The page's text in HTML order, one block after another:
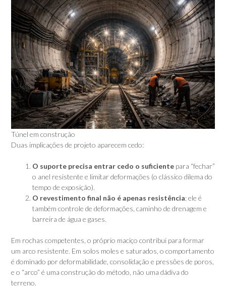
Túnel em construção
Duas implicações de projeto aparecem cedo:
O suporte precisa entrar cedo o suficiente para “fechar”
o anel resistente e limitar deformações (o clássico dilema do
tempo de exposição).
O revestimento final não é apenas resistência; ele é
também controle de deformações, caminho de drenagem e
barreira de água e gases.
Em rochas competentes, o próprio maciço contribui para formar
um arco resistente. Em solos moles e saturados, o comportamento
é dominado por deformabilidade, consolidação e pressões de poros,
e o “arco” é uma construção do método, não uma dádiva do
terreno.